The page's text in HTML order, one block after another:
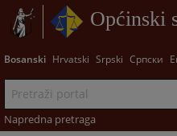
Općinski
Bosanski Hrvatski Srpski Српски
Napredna pretraga